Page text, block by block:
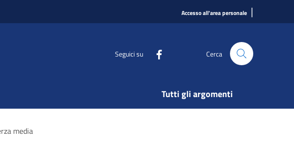
Accesso all'area personale |
Seguici su Cerca
Tutti gli argomenti
media